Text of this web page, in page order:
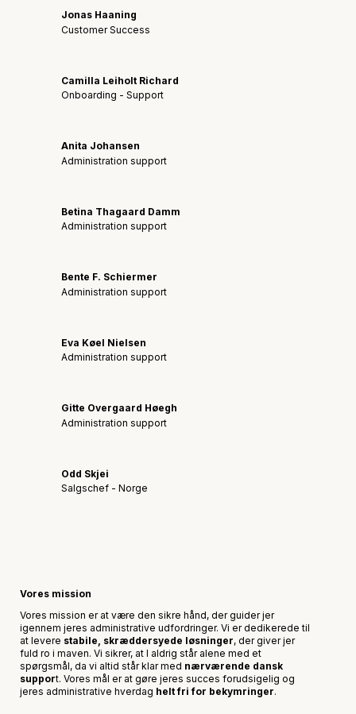
Jonas Haaning
Customer Success
Camilla Leiholt Richard
Onboarding - Support
Anita Johansen
Administration support
Betina Thagaard Damm
Administration support
Bente F. Schiermer
Administration support
Eva Køel Nielsen
Administration support
Gitte Overgaard Høegh
Administration support
Odd Skjei
Salgschef - Norge
Vores mission
Vores mission er at være den sikre hånd, der guider jer
igennem jeres administrative udfordringer. Vi er dedikerede til
at levere stabile, skræddersyede løsninger, der giver jer
fuld ro i maven. Vi sikrer, at I aldrig står alene med et
spørgsmål, da vi altid står klar med nærværende dansk
support. Vores mål er at gøre jeres succes forudsigelig og
jeres administrative hverdag helt fri for bekymringer.